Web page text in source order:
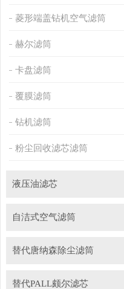
菱形端盖钻机空气滤筒
赫尔滤筒
卡盘滤筒
覆膜滤筒
钻机滤筒
粉尘回收滤芯滤筒
液压油滤芯
自洁式空气滤筒
替代唐纳森除尘滤筒
替代PALL颇尔滤芯